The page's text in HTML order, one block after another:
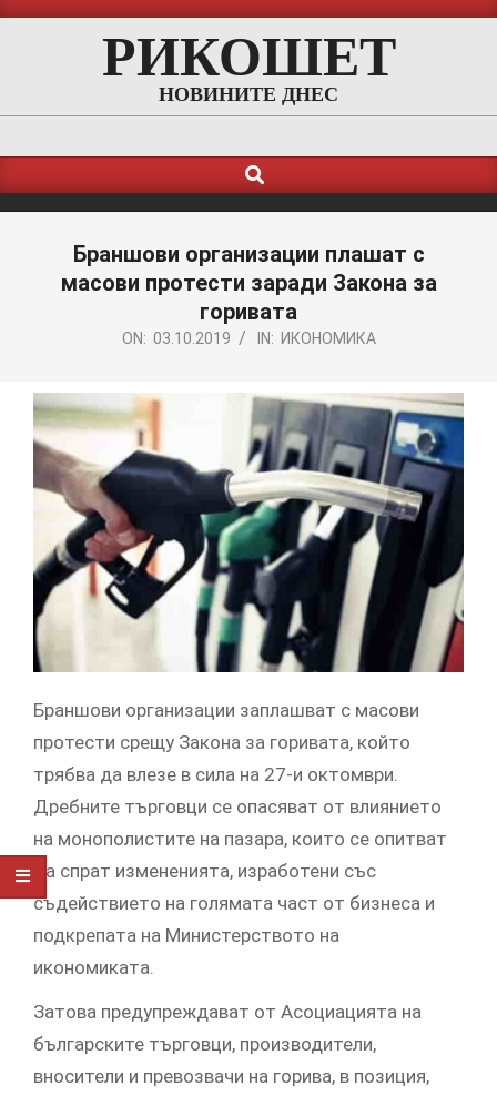
Skip
РИКОШЕТ
НОВИНИТЕ ДНЕС
Navigation
Search
Браншови организации плашат с
масови протести заради Закона за
горивата
ON: 03.10.2019 IN: ИКОНОМИКА
Браншови организации заплашват с масови
протести срещу Закона за горивата, който
трябва да влезе в сила на 27-и октомври.
Дребните търговци се опасяват от влиянието
на монополистите на пазара, които се опитват
да спрат измененията, изработени със
съдействието на голямата част от бизнеса и
подкрепата на Министерството на
икономиката.
Затова предупреждават от Асоциацията на
българските търговци, производители,
вносители и превозвачи на горива, в позиция,